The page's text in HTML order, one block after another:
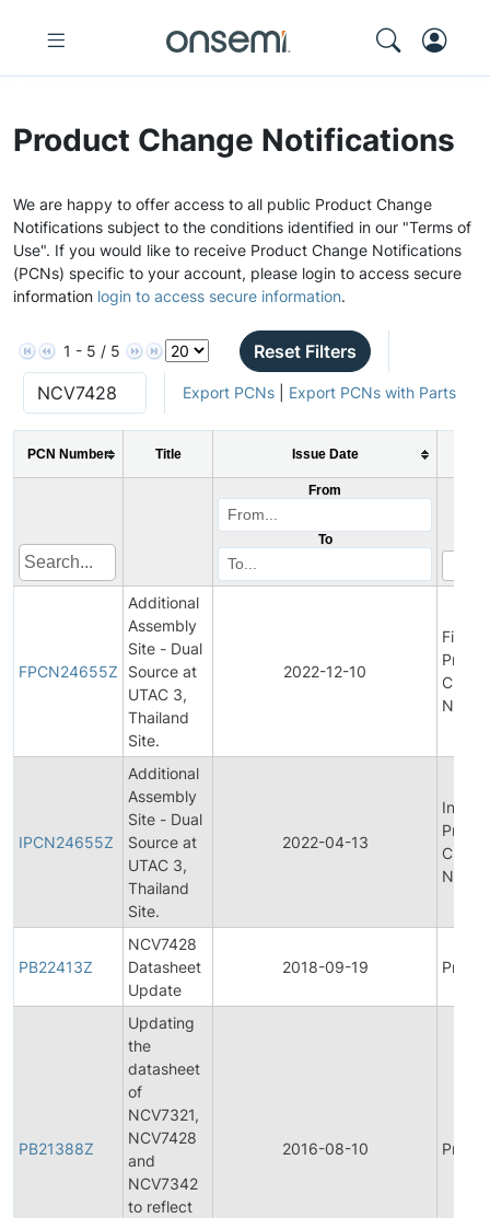
Product Change Notifications
We are happy to offer access to all public Product Change
Notifications subject to the conditions identified in our "Terms of
Use". If you would like to receive Product Change Notifications
(PCNs) specific to your account, please login to access secure
information login to access secure information.
1 - 5 / 5 Reset Filters
Export PCNs| Export PCNs with Parts
PCN Number Title Issue Date
From
To
FPCN24655Z
Additional
Assembly
Site - Dual
Source at
UTAC 3,
Thailand
Site.
2022-12-10
Final
IPCN24655Z
Additional
Assembly
Site - Dual
Source at
UTAC 3,
Thailand
Site.
2022-04-13
Initial
PB22413Z
NCV7428
Datasheet
Update
2018-09-19
PB21388Z
Updating
the
datasheet
of
NCV7321,
NCV7428
and
NCV7342
to reflect
2016-08-10